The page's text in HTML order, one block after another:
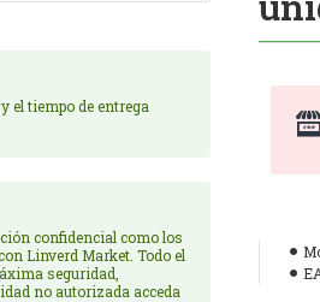
el tiempo de entrega
confidencial como los
Linverd Market. Todo el
seguridad,
no autorizada acceda